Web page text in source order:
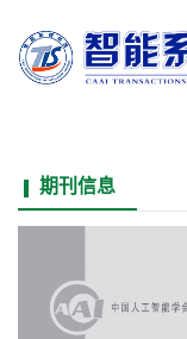
期刊信息